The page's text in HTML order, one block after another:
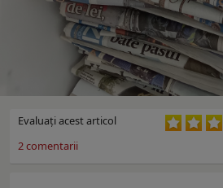
Evaluaţi acest articol
2comentarii